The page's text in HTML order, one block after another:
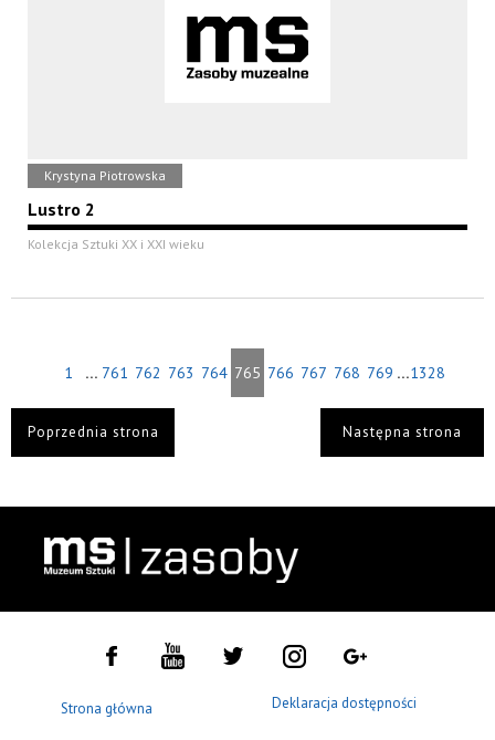
Krystyna Piotrowska
Lustro 2
Kolekcja Sztuki XX i XXI wieku
1 ... 761 762 763 764 765 766 767 768 769 ...1328
Poprzednia strona Następna strona
Strona główna Deklaracja dostępności